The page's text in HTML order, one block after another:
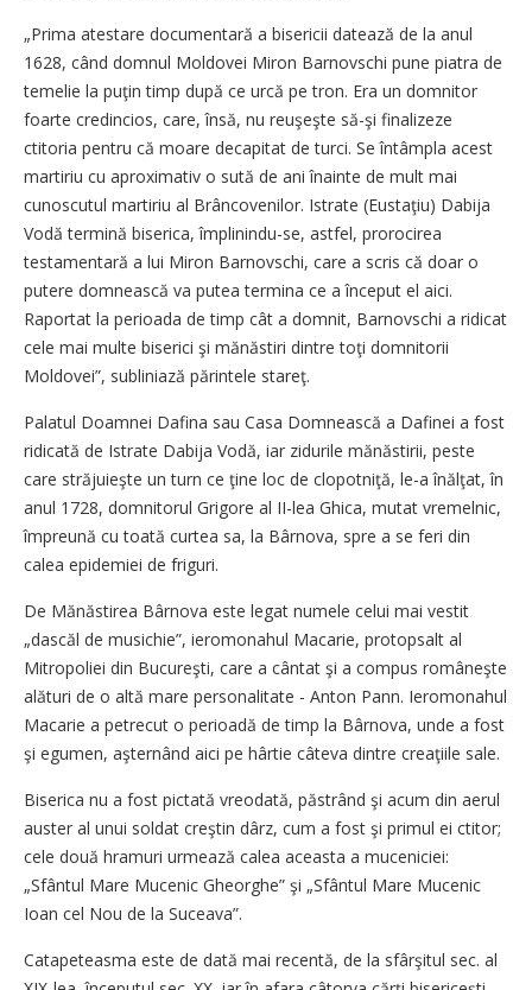
„Prima atestare documentară a bisericii datează de la anul
1628, când domnul Moldovei Miron Barnovschi pune piatra de
temelie la puţin timp după ce urcă pe tron. Era un domnitor
foarte credincios, care, însă, nu reuşeşte să-şi finalizeze
ctitoria pentru că moare decapitat de turci. Se întâmpla acest
martiriu cu aproximativ o sută de ani înainte de mult mai
cunoscutul martiriu al Brâncovenilor. Istrate (Eustaţiu) Dabija
Vodă termină biserica, împlinindu-se, astfel, prorocirea
testamentară a lui Miron Barnovschi, care a scris că doar o
putere domnească va putea termina ce a început el aici.
Raportat la perioada de timp cât a domnit, Barnovschi a ridicat
cele mai multe biserici şi mănăstiri dintre toţi domnitorii
Moldovei”, subliniază părintele stareţ.
Palatul Doamnei Dafina sau Casa Domnească a Dafinei a fost
ridicată de Istrate Dabija Vodă, iar zidurile mănăstirii, peste
care străjuieşte un turn ce ţine loc de clopotniţă, le-a înălţat, în
anul 1728, domnitorul Grigore al II-lea Ghica, mutat vremelnic,
împreună cu toată curtea sa, la Bârnova, spre a se feri din
calea epidemiei de friguri.
De Mănăstirea Bârnova este legat numele celui mai vestit
„dascăl de musichie”, ieromonahul Macarie, protopsalt al
Mitropoliei din Bucureşti, care a cântat şi a compus româneşte
alături de o altă mare personalitate - Anton Pann. Ieromonahul
Macarie a petrecut o perioadă de timp la Bârnova, unde a fost
şi egumen, aşternând aici pe hârtie câteva dintre creaţiile sale.
Biserica nu a fost pictată vreodată, păstrând şi acum din aerul
auster al unui soldat creştin dârz, cum a fost şi primul ei ctitor;
cele două hramuri urmează calea aceasta a muceniciei:
„Sfântul Mare Mucenic Gheorghe” şi „Sfântul Mare Mucenic
Ioan cel Nou de la Suceava”.
Catapeteasma este de dată mai recentă, de la sfârşitul sec. al